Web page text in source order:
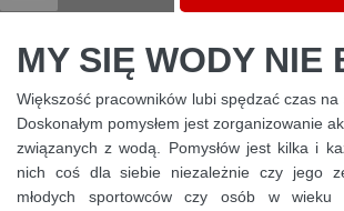
MY SIĘ WODY NIE
Większość pracowników lubi spędzać czas na
Doskonałym pomysłem jest zorganizowanie
związanych z wodą. Pomysłów jest kilka i
nich coś dla siebie niezależnie czy jego
młodych sportowców czy osób w wieku